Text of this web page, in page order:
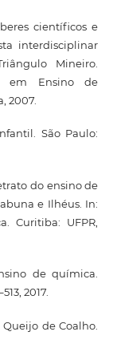
científicos e
interdisciplinar
Mineiro.
em Ensino de
2007.
São Paulo:
do ensino de
e Ilhéus. In:
Curitiba: UFPR,
de química.
2017.
Queijo de Coalho.